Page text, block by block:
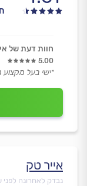
חוות דעת של
5.00
״ישי בעל מקצוע
אייר טק
נבדק לאחרונה לפני